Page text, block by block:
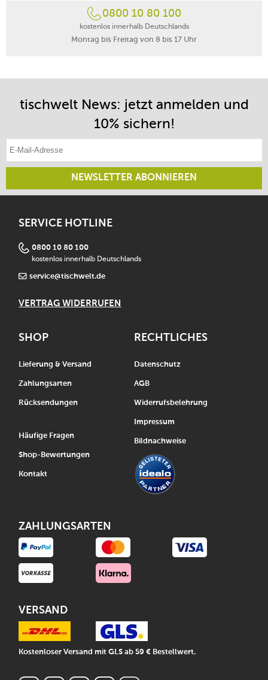
0800 10 80 100
kostenlos innerhalb Deutschlands
Montag bis Freitag von 8 bis 17 Uhr
tischwelt News: jetzt anmelden und
10% sichern!
NEWSLETTER ABONNIEREN
SERVICE HOTLINE
0800 10 80 100
kostenlos innerhalb Deutschlands
service@tischwelt.de
VERTRAG WIDERRUFEN
SHOP
Lieferung & Versand
Zahlungsarten
Rücksendungen
Häufige Fragen
Shop-Bewertungen
Kontakt
RECHTLICHES
Datenschutz
AGB
Widerrufsbelehrung
Impressum
Bildnachweise
ZAHLUNGSARTEN
VERSAND
Kostenloser Versand mit GLS ab 59 € Bestellwert.